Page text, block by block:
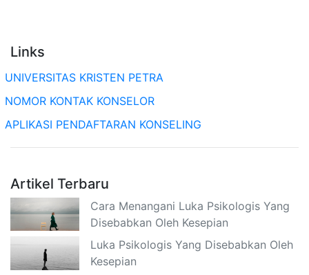
Links
UNIVERSITAS KRISTEN PETRA
NOMOR KONTAK KONSELOR
APLIKASI PENDAFTARAN KONSELING
Artikel Terbaru
Cara Menangani Luka Psikologis Yang
Disebabkan Oleh Kesepian
Luka Psikologis Yang Disebabkan Oleh
Kesepian